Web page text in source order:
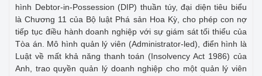
hình Debtor-in-Possession (DIP) thuần túy, đại diện tiêu biểu
là Chương 11 của Bộ luật Phá sản Hoa Kỳ, cho phép con nợ
tiếp tục điều hành doanh nghiệp với sự giám sát tối thiểu của
Tòa án. Mô hình quản lý viên (Administrator-led), điển hình là
Luật về mất khả năng thanh toán (Insolvency Act 1986) của
Anh, trao quyền quản lý doanh nghiệp cho một quản lý viên